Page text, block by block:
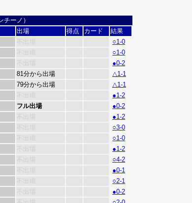
ーノ）
出場 得点 カード
結果
不出場
○1-0
不出場
○1-0
不出場
●0-2
81分から出場
△1-1
79分から出場
△1-1
不出場
●1-2
フル出場
●0-2
不出場
●1-2
不出場
○3-0
不出場
○1-0
不出場
●1-2
不出場
○4-2
不出場
●0-1
不出場
○2-1
不出場
●0-2